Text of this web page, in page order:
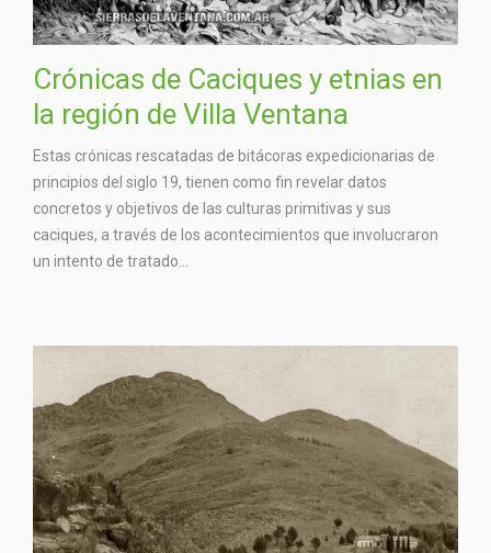
Crónicas de Caciques y etnias en
la región de Villa Ventana
Estas crónicas rescatadas de bitácoras expedicionarias de
principios del siglo 19, tienen como fin revelar datos
concretos y objetivos de las culturas primitivas y sus
caciques, a través de los acontecimientos que involucraron
un intento de tratado...